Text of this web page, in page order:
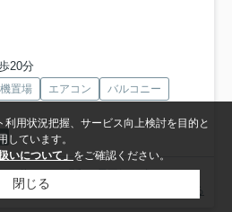
20分
置場 エアコン
バルコニー
い暮らし。 昭和の雰囲気を残す3Kアパ
のよい空間です。 今なら即...
用状況把握、サービス向上検討を目的と
しています。
いについて」 をご確認ください。
閉じる